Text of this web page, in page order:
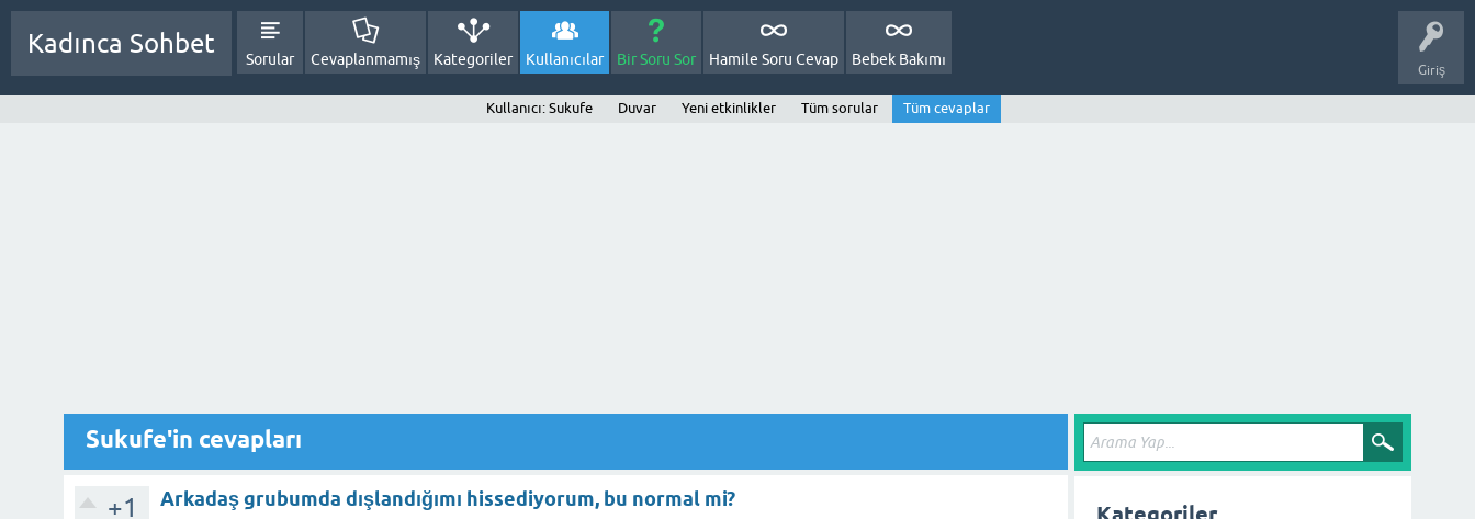
Giriş
Kadınca Sohbet
Sorular Cevaplanmamış Kategoriler Kullanıcılar Bir Soru Sor Hamile Soru Cevap Bebek Bakımı
Kullanıcı: Sukufe Duvar Yeni etkinlikler Tüm sorular Tüm cevaplar
Sukufe'in cevapları
+1 Arkadaş grubumda dışlandığımı hissediyorum, bu normal mi?